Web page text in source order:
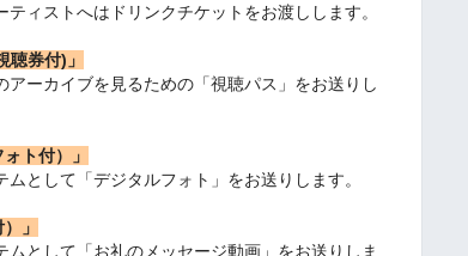
ィストへはドリンクチケットをお渡しします。
聴券付)」
ーカイブを見るための「視聴パス」をお送りし
ト付）」
として「デジタルフォト」をお送りします。
」
として「お礼のメッセージ動画」をお送りしま